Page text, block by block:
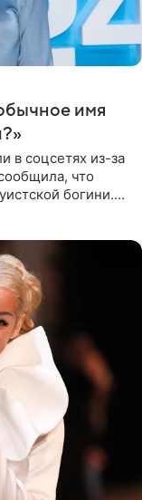
имя
в соцсетях из-за
что
богини.